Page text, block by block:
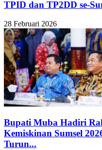
TPID dan TP2DD se-
28 Februari 2026
Bupati Muba Hadiri
Kemiskinan Sumsel
Turun...